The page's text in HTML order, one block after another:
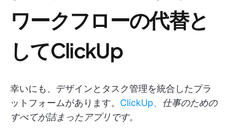
ワークフローの代替と
してClickUp
幸いにも、デザインとタスク管理を統合したプラ
ットフォームがあります。 ClickUp、 仕事のための
すべてが詰まったアプリです。